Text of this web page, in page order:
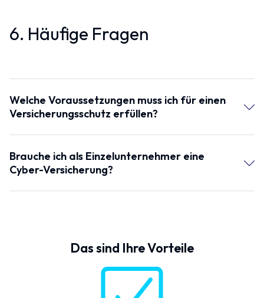
6. Häufige Fragen
Welche Voraussetzungen muss ich für einen
Versicherungsschutz erfüllen?
Brauche ich als Einzelunternehmer eine
Cyber-Versicherung?
Das sind Ihre Vorteile